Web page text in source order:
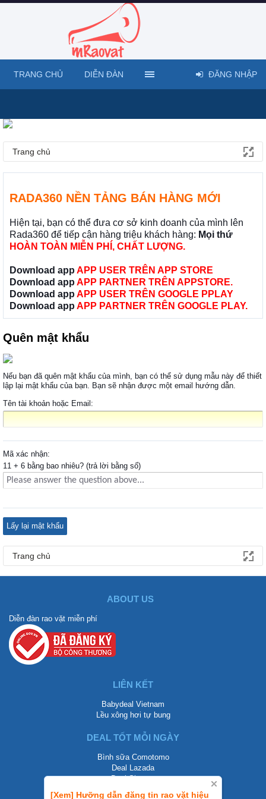
Trang chủ
RADA360 NỀN TẢNG BÁN HÀNG MỚI
Hiện tại, bạn có thể đưa cơ sở kinh doanh của mình lên
Rada360 để tiếp cận hàng triệu khách hàng: Mọi thứ
HOÀN TOÀN MIỄN PHÍ, CHẤT LƯỢNG.
Download app APP USER TRÊN APP STORE
Download app APP PARTNER TRÊN APPSTORE.
Download app APP USER TRÊN GOOGLE PPLAY
Download app APP PARTNER TRÊN GOOGLE PLAY.
[Xem] Hưỡng dẫn đăng tin rao vặt hiệu
Quên mật khẩu
Nếu bạn đã quên mật khẩu của mình, bạn có thể sử dụng mẫu này để thiết
lập lại mật khẩu của bạn. Bạn sẽ nhận được một email hướng dẫn.
Tên tài khoản hoặc Email:
Mã xác nhận:
11 + 6 bằng bao nhiêu? (trả lời bằng số)
Trang chủ
TRANG CHỦ DIỄN ĐÀN ĐĂNG NHẬP
ABOUT US
Diễn đàn rao vặt miễn phí
LIÊN KẾT
Babydeal Vietnam
Lều xông hơi tự bung
DEAL TỐT MỖI NGÀY
Bình sữa Comotomo
Deal Lazada
Deal Shopee